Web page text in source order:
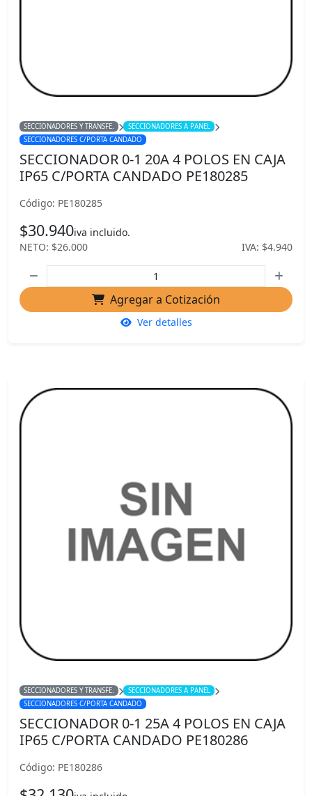
SECCIONADORES Y TRANSFE.
SECCIONADORES A PANEL
SECCIONADORES C/PORTA CANDADO
SECCIONADOR 0-1 20A 4 POLOS EN CAJA
IP65 C/PORTA CANDADO PE180285
Código: PE180285
$30.940iva incluido.
NETO: $26.000
IVA: $4.940
Agregar a Cotización
Ver detalles
SECCIONADORES Y TRANSFE.
SECCIONADORES A PANEL
SECCIONADORES C/PORTA CANDADO
SECCIONADOR 0-1 25A 4 POLOS EN CAJA
IP65 C/PORTA CANDADO PE180286
Código: PE180286